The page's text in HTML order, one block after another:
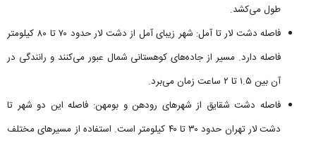
طول می‌کشد.
فاصله دشت لار تا آمل: شهر زیبای آمل از دشت لار حدود ۷۰ تا ۸۰ کیلومتر
فاصله دارد. مسیر از جاده‌های کوهستانی شمال عبور می‌کنند و رانندگی در
آن بین ۱.۵ تا ۲ ساعت زمان می‌برد.
فاصله دشت شقایق از شهرهای رودهن و بومهن: فاصله این دو شهر تا
دشت لار تهران حدود ۳۰ تا ۴۰ کیلومتر است. استفاده از مسیرهای مختلف